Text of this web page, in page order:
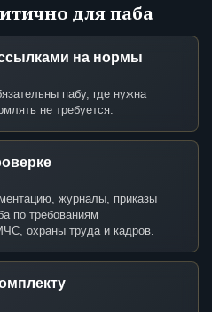
для паба
на нормы
пабу, где нужна
не требуется.
журналы, приказы
по требованиям
охраны труда и кадров.